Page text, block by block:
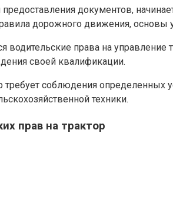
документов,
дорожного движения,
права на управление
своей квалификации.
соблюдения
техники.
прав на трактор